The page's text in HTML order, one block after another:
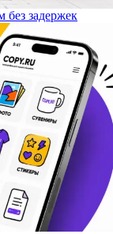
без задержек